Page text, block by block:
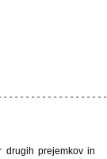
drugih prejemkov in